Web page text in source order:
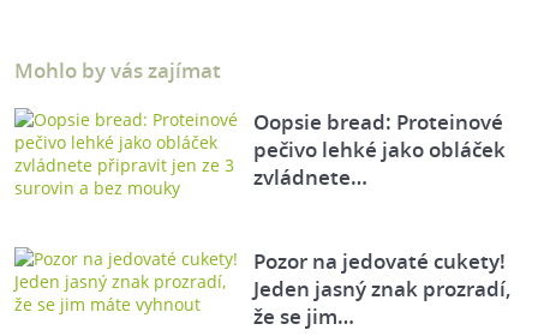
Mohlo by vás zajímat
Oopsie bread: Proteinové
pečivo lehké jako obláček
zvládnete…
Pozor na jedovaté cukety!
Jeden jasný znak prozradí,
že se jim…